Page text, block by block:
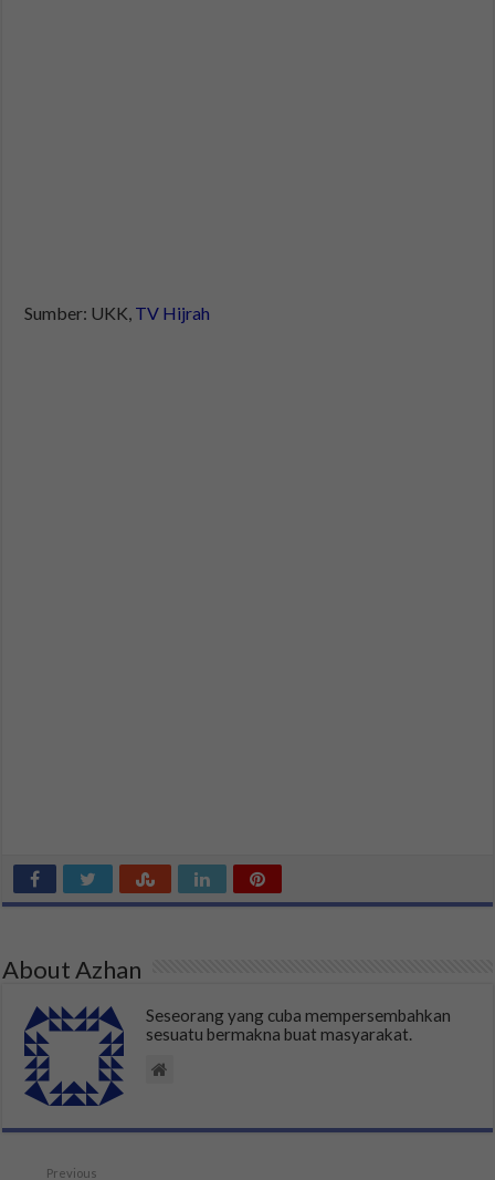
Sumber: UKK, TV Hijrah
About Azhan
Seseorang yang cuba mempersembahkan
sesuatu bermakna buat masyarakat.
Previous